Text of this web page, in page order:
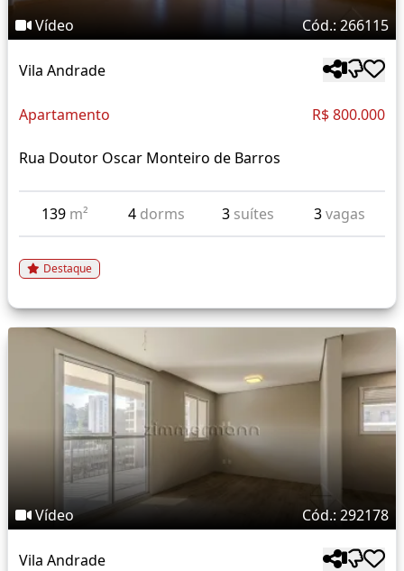
Vídeo Cód.: 266115
Vila Andrade
Apartamento R$ 800.000
Rua Doutor Oscar Monteiro de Barros
139 m² 4 dorms 3 suítes 3vagas
Destaque
Vídeo Cód.: 292178
Vila Andrade